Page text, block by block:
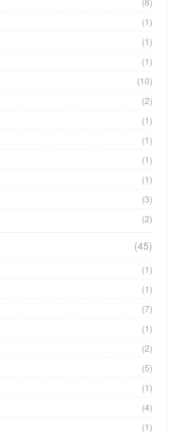
(1)
(1)
(1)
(10)
(2)
(1)
(1)
(1)
(1)
(3)
(2)
(45)
(1)
(1)
(7)
(1)
(2)
(5)
(1)
(4)
(1)